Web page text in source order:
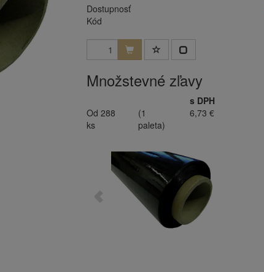
Dostupnosť
Kód
Množstevné zľavy
s DPH
Od 288
ks
(1
paleta)
6,73 €